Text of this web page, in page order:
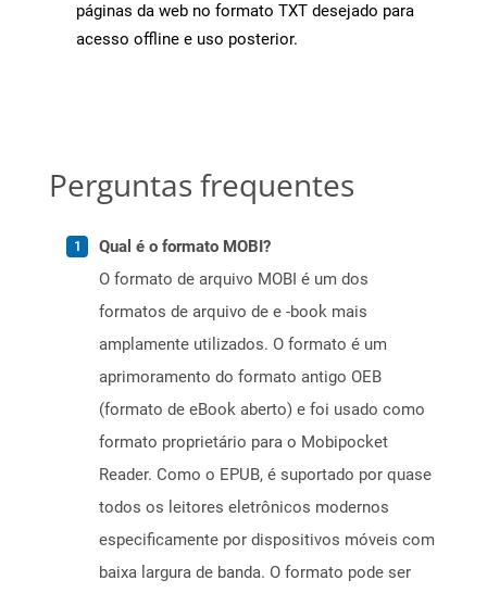
páginas da web no formato TXT desejado para
acesso offline e uso posterior.
Perguntas frequentes
Qual é o formato MOBI?
O formato de arquivo MOBI é um dos
formatos de arquivo de e -book mais
amplamente utilizados. O formato é um
aprimoramento do formato antigo OEB
(formato de eBook aberto) e foi usado como
formato proprietário para o Mobipocket
Reader. Como o EPUB, é suportado por quase
todos os leitores eletrônicos modernos
especificamente por dispositivos móveis com
baixa largura de banda. O formato pode ser